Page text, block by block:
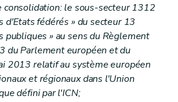
consolidation: le sous-secteur 1312
d'Etats fédérés » du secteur 13
publiques » au sens du Règlement
du Parlement européen et du
2013 relatif au système européen
et régionaux dans l'Union
défini par l'ICN;